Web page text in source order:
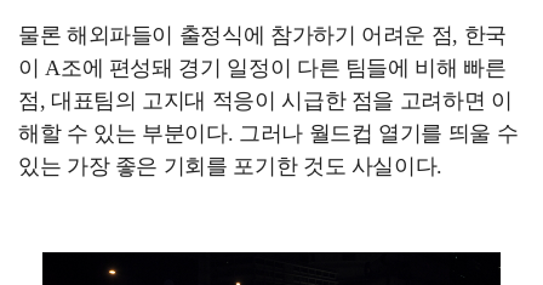
물론 해외파들이 출정식에 참가하기 어려운 점, 한국
이 A조에 편성돼 경기 일정이 다른 팀들에 비해 빠른
점, 대표팀의 고지대 적응이 시급한 점을 고려하면 이
해할 수 있는 부분이다. 그러나 월드컵 열기를 띄울 수
있는 가장 좋은 기회를 포기한 것도 사실이다.